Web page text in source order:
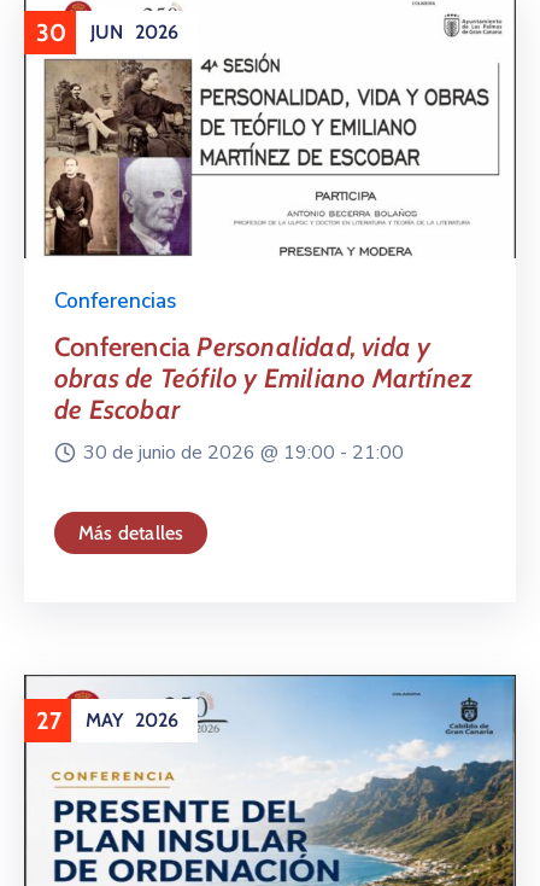
30 JUN 2026
Conferencias
ConferenciaPersonalidad, vida y
obras de Teófilo y Emiliano Martínez
de Escobar
30 de junio de 2026 @ 19:00 - 21:00
Más detalles
27 MAY 2026